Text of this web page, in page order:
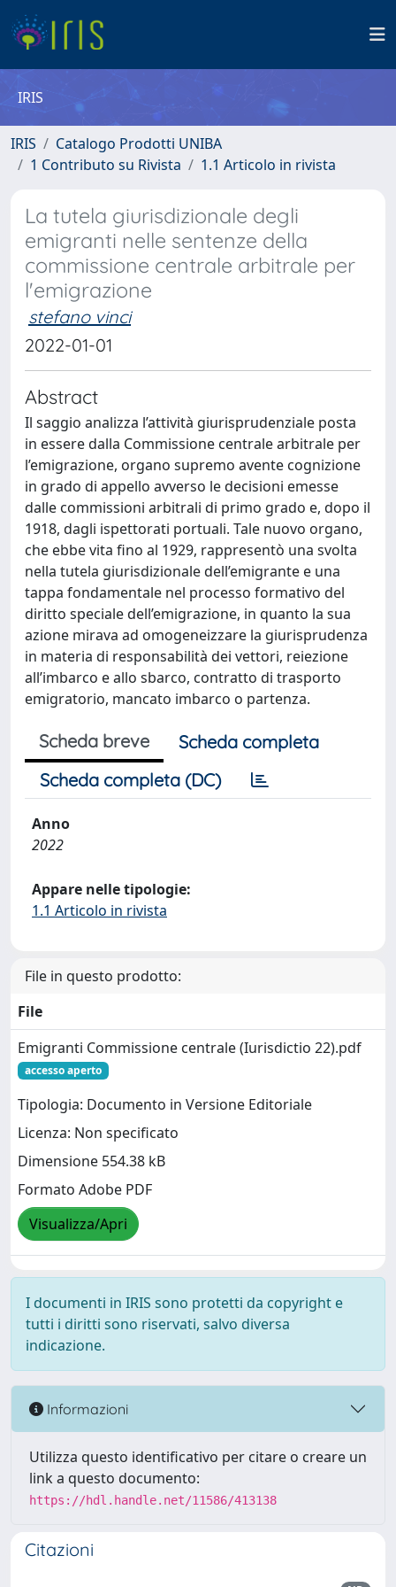
IRIS
IRIS
Catalogo Prodotti UNIBA
1 Contributo su Rivista
1.1 Articolo in rivista
La tutela giurisdizionale degli
emigranti nelle sentenze della
commissione centrale arbitrale per
l'emigrazione
stefano vinci
2022-01-01
Abstract
Il saggio analizza l’attività giurisprudenziale posta
in essere dalla Commissione centrale arbitrale per
l’emigrazione, organo supremo avente cognizione
in grado di appello avverso le decisioni emesse
dalle commissioni arbitrali di primo grado e, dopo il
1918, dagli ispettorati portuali. Tale nuovo organo,
che ebbe vita fino al 1929, rappresentò una svolta
nella tutela giurisdizionale dell’emigrante e una
tappa fondamentale nel processo formativo del
diritto speciale dell’emigrazione, in quanto la sua
azione mirava ad omogeneizzare la giurisprudenza
in materia di responsabilità dei vettori, reiezione
all’imbarco e allo sbarco, contratto di trasporto
emigratorio, mancato imbarco o partenza.
Scheda breve
Scheda completa
Scheda completa (DC)
Anno
2022
Appare nelle tipologie:
1.1 Articolo in rivista
File in questo prodotto:
File
Emigranti Commissione centrale (Iurisdictio 22).pdf
accesso aperto
Tipologia: Documento in Versione Editoriale
Licenza: Non specificato
Dimensione 554.38 kB
Formato Adobe PDF
Visualizza/Apri
I documenti in IRIS sono protetti da copyright e
tutti i diritti sono riservati, salvo diversa
indicazione.
Informazioni
Utilizza questo identificativo per citare o creare un
link a questo documento:
https://hdl.handle.net/11586/413138
Citazioni